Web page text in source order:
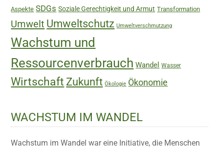
Aspekte SDGs Soziale Gerechtigkeit und Armut Transformation
Umwelt Umweltschutz Umweltverschmutzung
Wachstum und
Ressourcenverbrauch Wandel Wasser
Wirtschaft Zukunft Ökologie Ökonomie
WACHSTUM IM WANDEL
Wachstum im Wandel war eine Initiative, die Menschen